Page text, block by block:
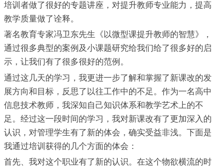
培训者做了很好的专题讲座，对提升教师专业能力，提高
教学质量做了诠释。
著名教育专家冯卫东先生《以微型课提升教师的智慧》，
通过很多典型的案例及小课题研究给我们给了很多好的启
示，让我们有了很多很好的范例。
通过这几天的学习，我更进一步了解和掌握了新课改的发
展方向和目标，反思了以往工作中的不足。作为一名高中
信息技术教师，我深知自己知识体系和教学艺术上的不
足。经过这一段时间的学习，我对新课改有了更加深入的
认识，对管理学生有了新的体会，确实受益非浅。下面是
我通过培训获得的几个方面的体会：
首先、我对这个职业有了新的认识。在这个物欲横流的时